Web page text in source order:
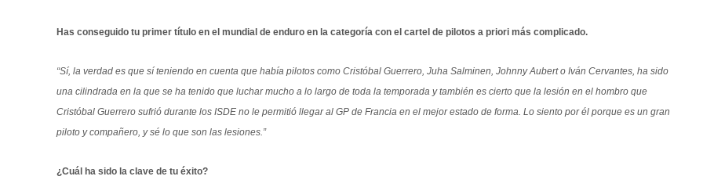
Has conseguido tu primer título en el mundial de enduro en la categoría con el cartel de pilotos a priori más complicado.
“Sí, la verdad es que sí teniendo en cuenta que había pilotos como Cristóbal Guerrero, Juha Salminen, Johnny Aubert o Iván Cervantes, ha sido
una cilindrada en la que se ha tenido que luchar mucho a lo largo de toda la temporada y también es cierto que la lesión en el hombro que
Cristóbal Guerrero sufrió durante los ISDE no le permitió llegar al GP de Francia en el mejor estado de forma. Lo siento por él porque es un gran
piloto y compañero, y sé lo que son las lesiones.”
¿Cuál ha sido la clave de tu éxito?